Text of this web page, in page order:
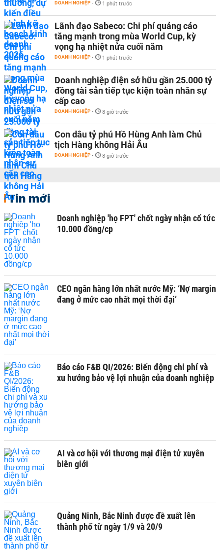
DOANH NGHIỆP - 1 phút trước
Lãnh đạo Sabeco: Chi phí quảng cáo
tăng mạnh trong mùa World Cup, kỳ
vọng hạ nhiệt nửa cuối năm
DOANH NGHIỆP - 1 phút trước
Doanh nghiệp điện sở hữu gần 25.000 tỷ
đồng tài sản tiếp tục kiện toàn nhân sự
cấp cao
DOANH NGHIỆP - 8 giờ trước
Con dâu tỷ phú Hồ Hùng Anh làm Chủ
tịch Hàng không Hải Âu
DOANH NGHIỆP - 8 giờ trước
Tin mới
Doanh nghiệp 'họ FPT' chốt ngày nhận cổ tức
10.000 đồng/cp
CEO ngân hàng lớn nhất nước Mỹ: ‘Nợ margin
đang ở mức cao nhất mọi thời đại’
Báo cáo F&B QI/2026: Biến động chi phí và
xu hướng bảo vệ lợi nhuận của doanh nghiệp
AI và cơ hội với thương mại điện tử xuyên
biên giới
Quảng Ninh, Bắc Ninh được đề xuất lên
thành phố từ ngày 1/9 và 20/9